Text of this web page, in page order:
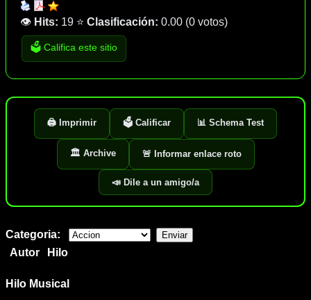
👁️ Hits: 19 ⭐ Clasificación: 0.00 (0 votos)
🗳️ Califica este sitio
🖨️ Imprimir 🗳️ Calificar 📊 Schema Test
🏛️ Archive 🚨 Informar enlace roto
📣 Dile a un amigo/a
Categoria:
Autor
Hilo
Hilo Musical